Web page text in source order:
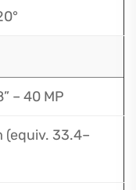
– 40 MP
(equiv. 33.4–